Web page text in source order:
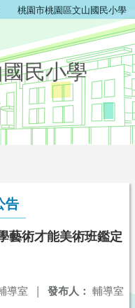
桃園市桃園區文山國民小學
民小學
告
藝術才能美術班鑑定
發布人： 輔導室
導室 |